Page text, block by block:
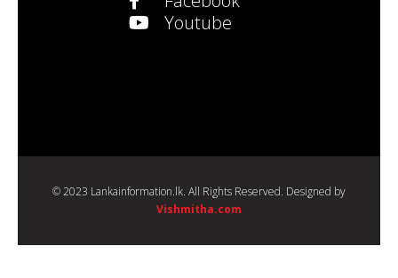
Youtube
© 2023 Lankainformation.lk. All Rights Reserved. Designed by
Vishmitha.com